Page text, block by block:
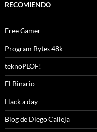
RECOMIENDO
Free Gamer
Program Bytes 48k
teknoPLOF!
El Binario
Hack a day
Blog de Diego Calleja